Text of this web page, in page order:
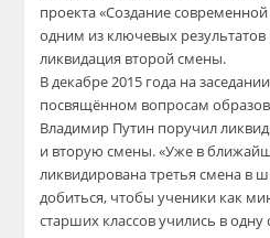
проекта «Создание
одним из ключевых результатов
ликвидация второй смены.
В декабре 2015 года на
посвящённом вопросам
Владимир Путин поручил
и вторую смены. «Уже в
ликвидирована третья смена в
добиться, чтобы ученики как
старших классов учились в одну